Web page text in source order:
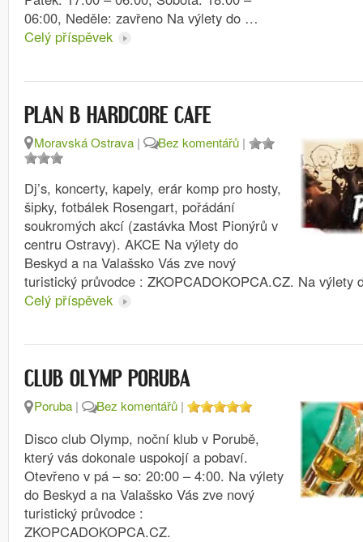
06:00, Neděle: zavřeno Na výlety do …
Celý příspěvek
PLAN B HARDCORE CAFE
Moravská Ostrava | Bez komentářů |
Dj’s, koncerty, kapely, erár komp pro hosty,
šipky, fotbálek Rosengart, pořádání
soukromých akcí (zastávka Most Pionýrů v
centru Ostravy). AKCE Na výlety do
Beskyd a na Valašsko Vás zve nový
turistický průvodce : ZKOPCADOKOPCA.CZ. Na
Celý příspěvek
CLUB OLYMP PORUBA
Poruba | Bez komentářů |
Disco club Olymp, noční klub v Porubě,
který vás dokonale uspokojí a pobaví.
Otevřeno v pá – so: 20:00 – 4:00. Na výlety
do Beskyd a na Valašsko Vás zve nový
turistický průvodce :
ZKOPCADOKOPCA.CZ.